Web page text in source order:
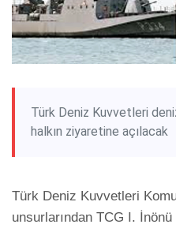
Türk Deniz Kuvvetleri
halkın ziyaretine açılacak
Türk Deniz Kuvvetleri
unsurlarından TCG I.